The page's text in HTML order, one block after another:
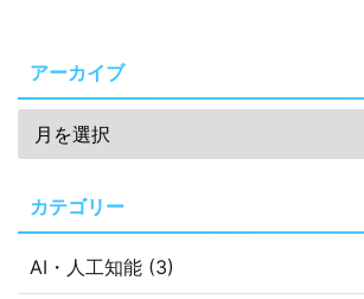
アーカイブ
カテゴリー
AI・人工知能 (3)